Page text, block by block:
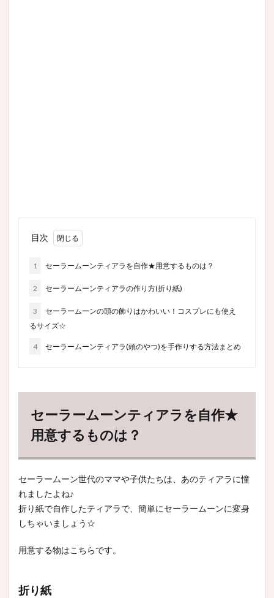
目次
1 セーラームーンティアラを自作★用意するものは？
2 セーラームーンティアラの作り方(折り紙)
3
セーラームーンの頭の飾りはかわいい！コスプレにも使え
るサイズ☆
4 セーラームーンティアラ(頭のやつ)を手作りする方法まとめ
セーラームーンティアラを自作★
用意するものは？
セーラームーン世代のママや子供たちは、あのティアラに憧
れましたよね♪
折り紙で自作したティアラで、簡単にセーラームーンに変身
しちゃいましょう☆
用意する物はこちらです。
折り紙